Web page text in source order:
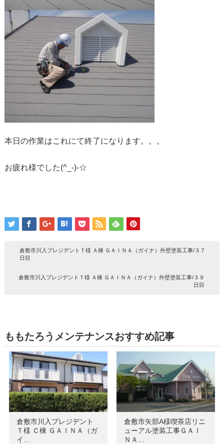
本日の作業はこれにて終了になります。。。
お疲れ様でした(^_-)-☆
倉敷市川入プレジデントＴ様 Ａ棟 ＧＡＩＮＡ（ガイナ）外壁塗装工事/３７
日目
倉敷市川入プレジデントＴ様 Ａ棟 ＧＡＩＮＡ（ガイナ）外壁塗装工事/３９
日目
ももたろうメンテナンスおすすめ記事
倉敷市川入プレジデント
Ｔ様 Ｃ棟 ＧＡＩＮＡ（ガ
イ…
倉敷市矢部A様喫茶店リニ
ューアル塗装工事ＧＡＩ
ＮＡ…